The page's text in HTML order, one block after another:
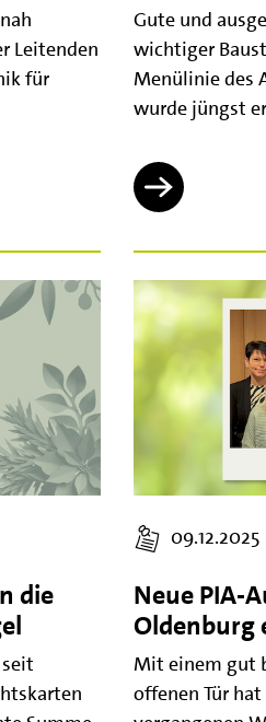
Leitenden
für
Gute und
wichtiger
Menülinie des
wurde jüngst
die
09.12.2025
Neue PIA-
Mit einem gut
offenen Tür